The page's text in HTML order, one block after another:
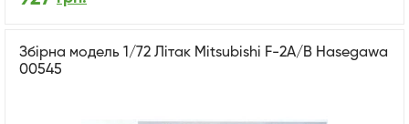
Збірна модель 1/72 Літак Mitsubishi F-2A/B Hasegawa
00545